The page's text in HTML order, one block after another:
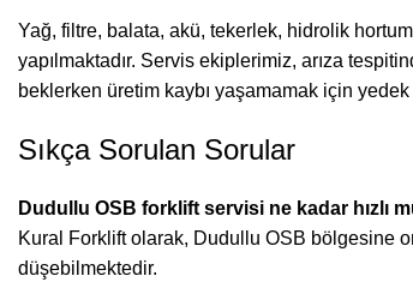
Yağ, filtre, balata, akü, tekerlek, hidrolik
yapılmaktadır. Servis ekiplerimiz, arıza
beklerken üretim kaybı yaşamamak için
Sıkça Sorulan Sorular
Dudullu OSB forklift servisi ne kadar hızlı
Kural Forklift olarak, Dudullu OSB bölgesine
düşebilmektedir.